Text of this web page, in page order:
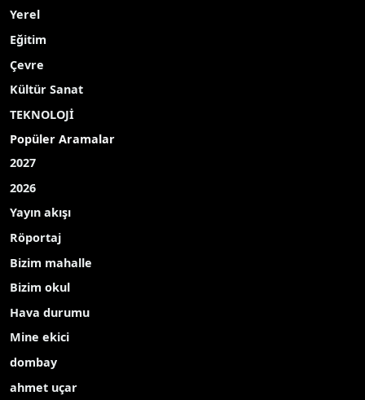
Yerel
Eğitim
Çevre
Kültür Sanat
TEKNOLOJİ
Popüler Aramalar
2027
2026
Yayın akışı
Röportaj
Bizim mahalle
Bizim okul
Hava durumu
Mine ekici
dombay
ahmet uçar